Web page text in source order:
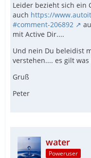
Leider bezieht sich ein
auch https://
#comment-206892
mit Active Dir....
Und nein Du beleidist
verstehen.... es gilt
Gruß
Peter
water
Poweruser